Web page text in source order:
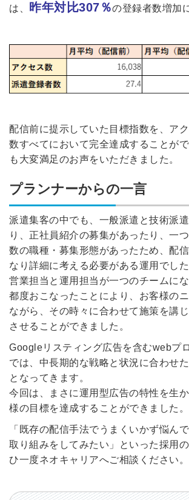
は、
昨年対比307％の登録者数増加
配信前に提示していた目標指数を、ア
数すべてにおいて完全達成することが
も大変満足のお声をいただきました。
プランナーからの一言
派遣集客の中でも、一般派遣と技術派
り、正社員紹介の募集があったり、一
数の職種・募集形態があったため、配
なり詳細に考える必要がある運用でした
営業担当と運用担当が一つのチームに
都度おこなったことにより、お客様の
ながら、その時々に合わせて施策を講
させることができました。
Googleリスティング広告を含むwebプ
では、中長期的な戦略と状況に合わせ
となってきます。
今回は、まさに運用型広告の特性を生
様の目標を達成することができました。
「既存の配信手法でうまくいかず悩ん
取り組みをしてみたい」といった採用
ひ一度ネオキャリアへご相談ください。